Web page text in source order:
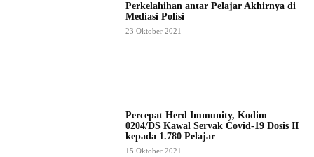
Perkelahihan antar Pelajar Akhirnya di
Mediasi Polisi
23 Oktober 2021
Percepat Herd Immunity, Kodim
0204/DS Kawal Servak Covid-19 Dosis II
kepada 1.780 Pelajar
15 Oktober 2021